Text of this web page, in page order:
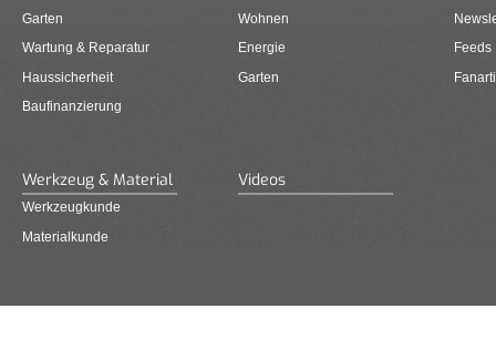
Garten
Wartung & Reparatur
Haussicherheit
Baufinanzierung
Wohnen
Energie
Garten
Feeds
Werkzeug & Material
Werkzeugkunde
Materialkunde
Videos